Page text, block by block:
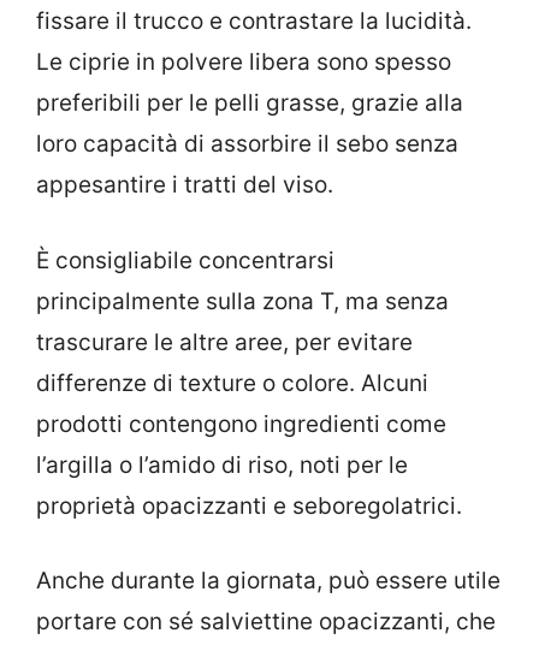
fissare il trucco e contrastare la lucidità.
Le ciprie in polvere libera sono spesso
preferibili per le pelli grasse, grazie alla
loro capacità di assorbire il sebo senza
appesantire i tratti del viso.
È consigliabile concentrarsi
principalmente sulla zona T, ma senza
trascurare le altre aree, per evitare
differenze di texture o colore. Alcuni
prodotti contengono ingredienti come
l’argilla o l’amido di riso, noti per le
proprietà opacizzanti e seboregolatrici.
Anche durante la giornata, può essere utile
portare con sé salviettine opacizzanti, che